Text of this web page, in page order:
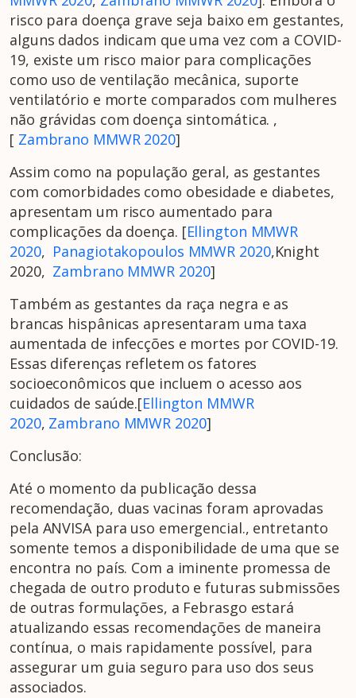
risco para doença grave seja baixo em gestantes,
alguns dados indicam que uma vez com a COVID-
19, existe um risco maior para complicações
como uso de ventilação mecânica, suporte
ventilatório e morte comparados com mulheres
não grávidas com doença sintomática. ,
[ Zambrano MMWR 2020]
Assim como na população geral, as gestantes
com comorbidades como obesidade e diabetes,
apresentam um risco aumentado para
complicações da doença. [Ellington MMWR
2020, Panagiotakopoulos MMWR 2020,Knight
2020, Zambrano MMWR 2020]
Também as gestantes da raça negra e as
brancas hispânicas apresentaram uma taxa
aumentada de infecções e mortes por COVID-19.
Essas diferenças refletem os fatores
socioeconômicos que incluem o acesso aos
cuidados de saúde.[Ellington MMWR
2020, Zambrano MMWR 2020]
Conclusão:
Até o momento da publicação dessa
recomendação, duas vacinas foram aprovadas
pela ANVISA para uso emergencial., entretanto
somente temos a disponibilidade de uma que se
encontra no país. Com a iminente promessa de
chegada de outro produto e futuras submissões
de outras formulações, a Febrasgo estará
atualizando essas recomendações de maneira
contínua, o mais rapidamente possível, para
assegurar um guia seguro para uso dos seus
associados.